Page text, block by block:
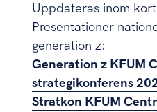
Uppdateras inom
Presentationer
generation z:
Generation z KFUM
strategikonferens
Stratkon KFUM